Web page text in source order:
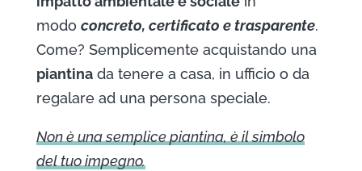
modo concreto, certificato e trasparente.
Come? Semplicemente acquistando una
piantinada tenere a casa, in ufficio o da
regalare ad una persona speciale.
Non è una semplice piantina, è il simbolo
del tuo impegno.